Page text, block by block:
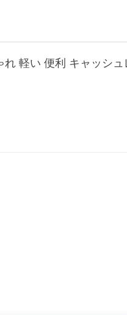
軽い 便利 キャッシ